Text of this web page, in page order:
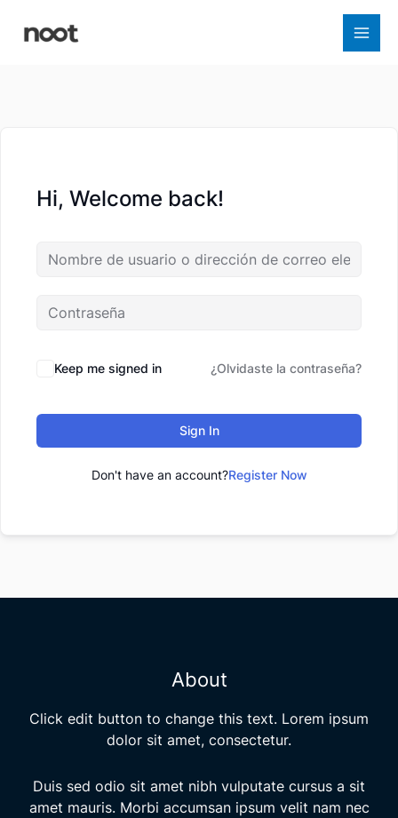
Hi, Welcome back!
Keep me signed in ¿Olvidaste la contraseña?
Sign In
Don't have an account?Register Now
About
Click edit button to change this text. Lorem ipsum
dolor sit amet, consectetur.
Duis sed odio sit amet nibh vulputate cursus a sit
amet mauris. Morbi accumsan ipsum velit nam nec